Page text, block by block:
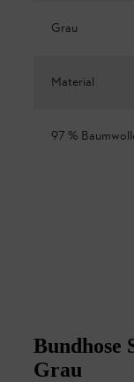
Grau
Material
97 %
Grau